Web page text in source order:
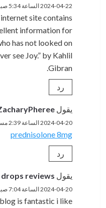
2024-04-22 الساعة 5:34 صباحًا
site contains
information for
has not looked on
see Joy.” by Kahlil
Gibran.
رد
يقول
2024-04-20 الساعة 2:39 مساءً
prednisolone 8mg
رد
يقول reviews
2024-04-20 الساعة 7:04 صباحًا
is fantastic i like